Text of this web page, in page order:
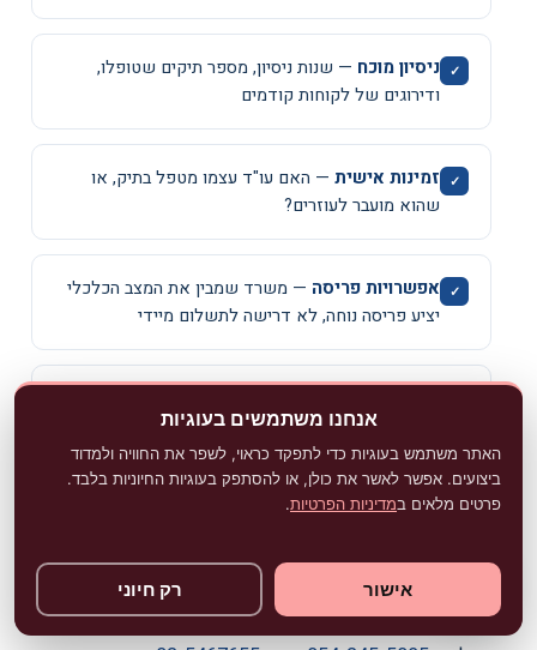
אנחנו משתמשים בעוגיות
האתר משתמש בעוגיות כדי לתפקד כראוי, לשפר את החוויה ולמדוד
ביצועים. אפשר לאשר את כולן, או להסתפק בעוגיות החיוניות בלבד.
אישור רק חיוני
ניסיון מוכח — שנות ניסיון, מספר תיקים שטופלו,
ודירוגים של לקוחות קודמים
זמינות אישית — האם עו"ד עצמו מטפל בתיק, או
שהוא מועבר לעוזרים?
אפשרויות פריסה — משרד שמבין את המצב הכלכלי
יציע פריסה נוחה, לא דרישה לתשלום מיידי
שיכול לענות על כמה עולה חדלות פירעון באופן אישי,
לנוחות בדיונים ובפגישות
לגישור-נווה צדק", פועל מרח' הארבעה 28 בתל אביב
(מגדל צפוני, קומה 5). ניתן לפנות לקביעת פגישת ייעוץ
היי,
שמי עופר מצליח,
יש לי ניסיון מוכח בייצוג לקוחות במצבים
מורכבים של חובות, עיקולים וחדלות פירעון.
אני כאן כדי להקשיב לך ולעזור לך למצוא את
הדרך הנכונה עבורך.